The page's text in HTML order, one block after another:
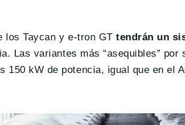
los Taycan y e-tron GTtendrán un
Las variantes más “asequibles”
150 kW de potencia, igual que en el